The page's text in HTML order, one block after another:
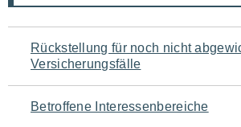
Navigation
für
den
Rückstellung für noch nicht
Versicherungsfälle
Betroffene Interessenbereiche